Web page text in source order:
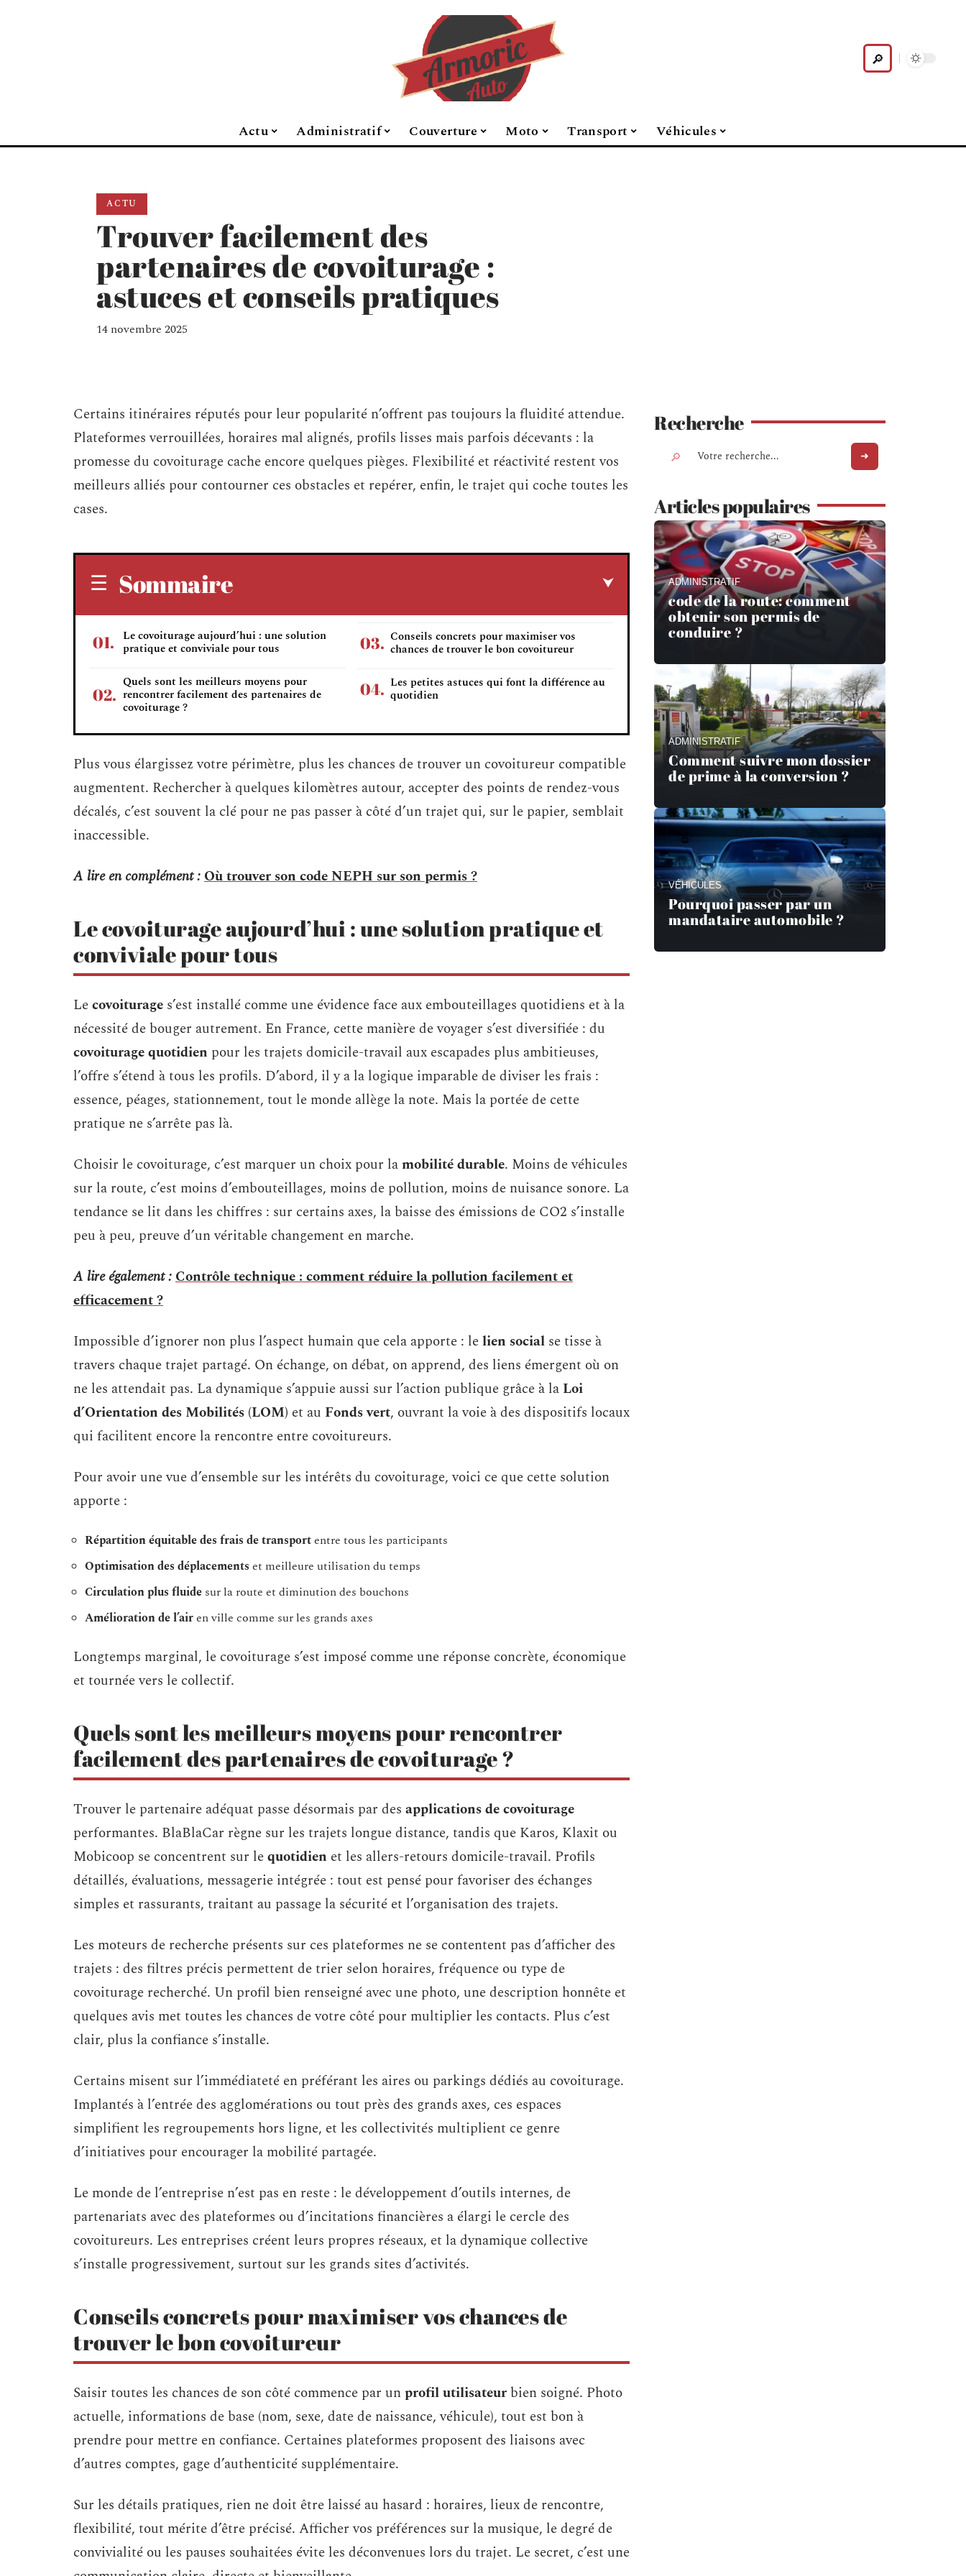
Actu Administratif Couverture Moto Transport Véhicules
ACTU
Trouver facilement des
partenaires de covoiturage :
astuces et conseils pratiques
14 novembre 2025
Certains itinéraires réputés pour leur popularité n’offrent pas toujours la fluidité attendue.
Plateformes verrouillées, horaires mal alignés, profils lisses mais parfois décevants : la
promesse du covoiturage cache encore quelques pièges. Flexibilité et réactivité restent vos
meilleurs alliés pour contourner ces obstacles et repérer, enfin, le trajet qui coche toutes les
cases.
Sommaire
Le covoiturage aujourd’hui : une solution
pratique et conviviale pour tous
Quels sont les meilleurs moyens pour
rencontrer facilement des partenaires de
covoiturage ?
Conseils concrets pour maximiser vos
chances de trouver le bon covoitureur
Les petites astuces qui font la différence au
quotidien
Plus vous élargissez votre périmètre, plus les chances de trouver un covoitureur compatible
augmentent. Rechercher à quelques kilomètres autour, accepter des points de rendez-vous
décalés, c’est souvent la clé pour ne pas passer à côté d’un trajet qui, sur le papier, semblait
inaccessible.
A lire en complément :Où trouver son code NEPH sur son permis ?
Le covoiturage aujourd’hui : une solution pratique et
conviviale pour tous
Lecovoiturage s’est installé comme une évidence face aux embouteillages quotidiens et à la
nécessité de bouger autrement. En France, cette manière de voyager s’est diversifiée : du
covoiturage quotidien pour les trajets domicile-travail aux escapades plus ambitieuses,
l’offre s’étend à tous les profils. D’abord, il y a la logique imparable de diviser les frais :
essence, péages, stationnement, tout le monde allège la note. Mais la portée de cette
pratique ne s’arrête pas là.
Choisir le covoiturage, c’est marquer un choix pour lamobilité durable. Moins de véhicules
sur la route, c’est moins d’embouteillages, moins de pollution, moins de nuisance sonore. La
tendance se lit dans les chiffres : sur certains axes, la baisse des émissions de CO2 s’installe
peu à peu, preuve d’un véritable changement en marche.
A lire également :Contrôle technique : comment réduire la pollution facilement et
efficacement ?
Impossible d’ignorer non plus l’aspect humain que cela apporte : lelien social se tisse à
travers chaque trajet partagé. On échange, on débat, on apprend, des liens émergent où on
ne les attendait pas. La dynamique s’appuie aussi sur l’action publique grâce à la Loi
d’Orientation des Mobilités (LOM) et au Fonds vert, ouvrant la voie à des dispositifs locaux
qui facilitent encore la rencontre entre covoitureurs.
Pour avoir une vue d’ensemble sur les intérêts du covoiturage, voici ce que cette solution
apporte :
Répartition équitable des frais de transportentre tous les participants
Optimisation des déplacements et meilleure utilisation du temps
Circulation plus fluide sur la route et diminution des bouchons
Amélioration de l’airen ville comme sur les grands axes
Longtemps marginal, le covoiturage s’est imposé comme une réponse concrète, économique
et tournée vers le collectif.
Quels sont les meilleurs moyens pour rencontrer
facilement des partenaires de covoiturage ?
Trouver le partenaire adéquat passe désormais par des applications de covoiturage
performantes. BlaBlaCar règne sur les trajets longue distance, tandis que Karos, Klaxit ou
Mobicoop se concentrent sur lequotidien et les allers-retours domicile-travail. Profils
détaillés, évaluations, messagerie intégrée : tout est pensé pour favoriser des échanges
simples et rassurants, traitant au passage la sécurité et l’organisation des trajets.
Les moteurs de recherche présents sur ces plateformes ne se contentent pas d’afficher des
trajets : des filtres précis permettent de trier selon horaires, fréquence ou type de
covoiturage recherché. Un profil bien renseigné avec une photo, une description honnête et
quelques avis met toutes les chances de votre côté pour multiplier les contacts. Plus c’est
clair, plus la confiance s’installe.
Certains misent sur l’immédiateté en préférant les aires ou parkings dédiés au covoiturage.
Implantés à l’entrée des agglomérations ou tout près des grands axes, ces espaces
simplifient les regroupements hors ligne, et les collectivités multiplient ce genre
d’initiatives pour encourager la mobilité partagée.
Le monde de l’entreprise n’est pas en reste : le développement d’outils internes, de
partenariats avec des plateformes ou d’incitations financières a élargi le cercle des
covoitureurs. Les entreprises créent leurs propres réseaux, et la dynamique collective
s’installe progressivement, surtout sur les grands sites d’activités.
Conseils concrets pour maximiser vos chances de
trouver le bon covoitureur
Saisir toutes les chances de son côté commence par unprofil utilisateur bien soigné. Photo
actuelle, informations de base (nom, sexe, date de naissance, véhicule), tout est bon à
prendre pour mettre en confiance. Certaines plateformes proposent des liaisons avec
d’autres comptes, gage d’authenticité supplémentaire.
Sur les détails pratiques, rien ne doit être laissé au hasard : horaires, lieux de rencontre,
flexibilité, tout mérite d’être précisé. Afficher vos préférences sur la musique, le degré de
convivialité ou les pauses souhaitées évite les déconvenues lors du trajet. Le secret, c’est une
Recherche
Articles populaires
ADMINISTRATIF
code de la route: comment
obtenir son permis de
conduire ?
ADMINISTRATIF
Comment suivre mon dossier
de prime à la conversion ?
VÉHICULES
Pourquoi passer par un
mandataire automobile ?